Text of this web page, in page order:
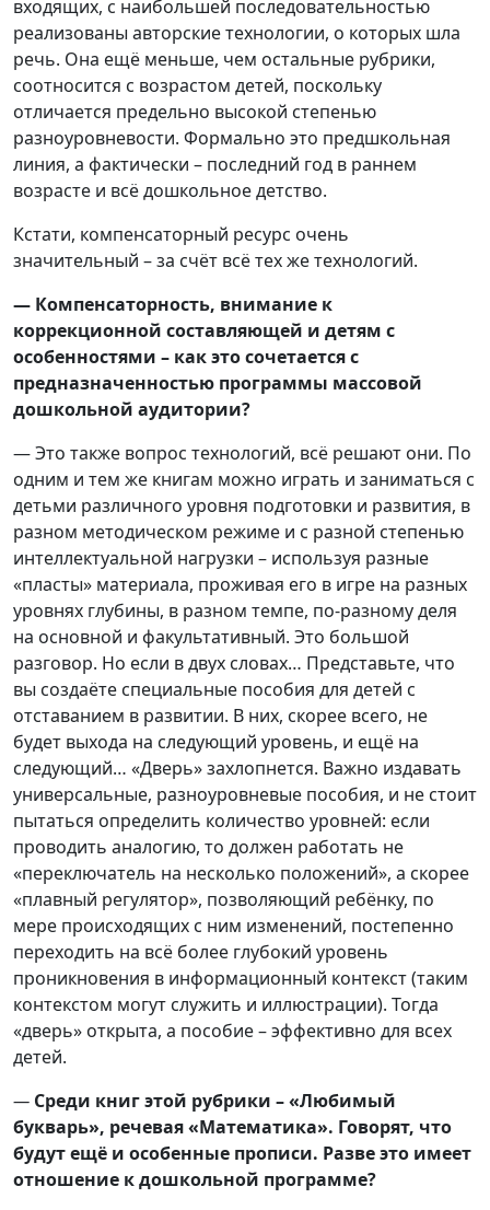
входящих, с наибольшей последовательностью
реализованы авторские технологии, о которых шла
речь. Она ещё меньше, чем остальные рубрики,
соотносится с возрастом детей, поскольку
отличается предельно высокой степенью
разноуровневости. Формально это предшкольная
линия, а фактически – последний год в раннем
возрасте и всё дошкольное детство.
Кстати, компенсаторный ресурс очень
значительный – за счёт всё тех же технологий.
— Компенсаторность, внимание к
коррекционной составляющей и детям с
особенностями – как это сочетается с
предназначенностью программы массовой
дошкольной аудитории?
— Это также вопрос технологий, всё решают они. По
одним и тем же книгам можно играть и заниматься с
детьми различного уровня подготовки и развития, в
разном методическом режиме и с разной степенью
интеллектуальной нагрузки – используя разные
«пласты» материала, проживая его в игре на разных
уровнях глубины, в разном темпе, по-разному деля
на основной и факультативный. Это большой
разговор. Но если в двух словах… Представьте, что
вы создаёте специальные пособия для детей с
отставанием в развитии. В них, скорее всего, не
будет выхода на следующий уровень, и ещё на
следующий… «Дверь» захлопнется. Важно издавать
универсальные, разноуровневые пособия, и не стоит
пытаться определить количество уровней: если
проводить аналогию, то должен работать не
«переключатель на несколько положений», а скорее
«плавный регулятор», позволяющий ребёнку, по
мере происходящих с ним изменений, постепенно
переходить на всё более глубокий уровень
проникновения в информационный контекст (таким
контекстом могут служить и иллюстрации). Тогда
«дверь» открыта, а пособие – эффективно для всех
детей.
— Среди книг этой рубрики – «Любимый
букварь», речевая «Математика». Говорят, что
будут ещё и особенные прописи. Разве это имеет
отношение к дошкольной программе?